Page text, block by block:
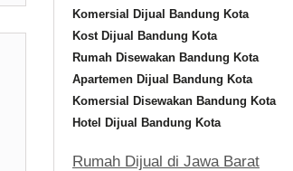
Komersial Dijual Bandung Kota
Kost Dijual Bandung Kota
Rumah Disewakan Bandung Kota
Apartemen Dijual Bandung Kota
Komersial Disewakan Bandung Kota
Hotel Dijual Bandung Kota
Rumah Dijual di Jawa Barat